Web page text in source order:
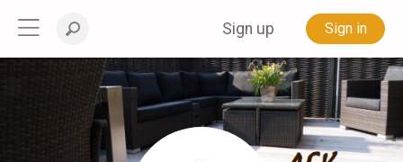
Sign up Sign in